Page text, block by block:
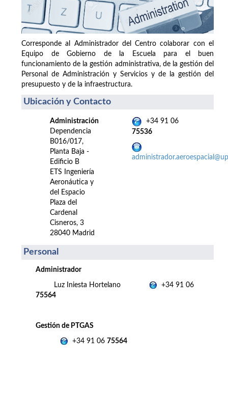
Corresponde al Administrador del Centro colaborar con el
Equipo de Gobierno de la Escuela para el buen
funcionamiento de la gestión administrativa, de la gestión del
Personal de Administración y Servicios y de la gestión del
presupuesto y de la infraestructura.
Ubicación y Contacto
Administración
Dependencia
B016/017,
Planta Baja -
Edificio B
ETS Ingeniería
Aeronáutica y
del Espacio
Plaza del
Cardenal
Cisneros, 3
28040 Madrid
+34 91 06
75536
Personal
Administrador
Luz Iniesta Hortelano
+34 91 06
75564
Gestión de PTGAS
+34 91 06 75564